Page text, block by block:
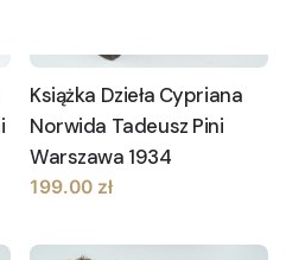
Książka Dzieła Cypriana
Norwida Tadeusz Pini
Warszawa 1934
199.00 zł